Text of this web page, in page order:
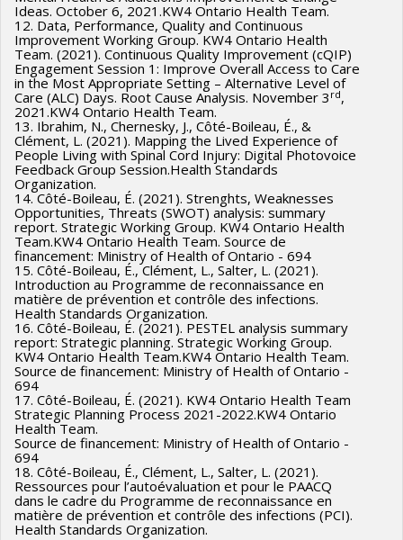
Ideas. October 6, 2021.KW4 Ontario Health Team.
12. Data, Performance, Quality and Continuous
Improvement Working Group. KW4 Ontario Health
Team. (2021). Continuous Quality Improvement (cQIP)
Engagement Session 1: Improve Overall Access to Care
in the Most Appropriate Setting – Alternative Level of
Care (ALC) Days. Root Cause Analysis. November 3 rd,
2021.KW4 Ontario Health Team.
13. Ibrahim, N., Chernesky, J., Côté-Boileau, É., &
Clément, L. (2021). Mapping the Lived Experience of
People Living with Spinal Cord Injury: Digital Photovoice
Feedback Group Session.Health Standards
Organization.
14. Côté-Boileau, É. (2021). Strenghts, Weaknesses
Opportunities, Threats (SWOT) analysis: summary
report. Strategic Working Group. KW4 Ontario Health
Team.KW4 Ontario Health Team. Source de
financement: Ministry of Health of Ontario - 694
15. Côté-Boileau, É., Clément, L., Salter, L. (2021).
Introduction au Programme de reconnaissance en
matière de prévention et contrôle des infections.
Health Standards Organization.
16. Côté-Boileau, É. (2021). PESTEL analysis summary
report: Strategic planning. Strategic Working Group.
KW4 Ontario Health Team.KW4 Ontario Health Team.
Source de financement: Ministry of Health of Ontario -
694
17. Côté-Boileau, É. (2021). KW4 Ontario Health Team
Strategic Planning Process 2021-2022.KW4 Ontario
Health Team.
Source de financement: Ministry of Health of Ontario -
694
18. Côté-Boileau, É., Clément, L., Salter, L. (2021).
Ressources pour l’autoévaluation et pour le PAACQ
dans le cadre du Programme de reconnaissance en
matière de prévention et contrôle des infections (PCI).
Health Standards Organization.